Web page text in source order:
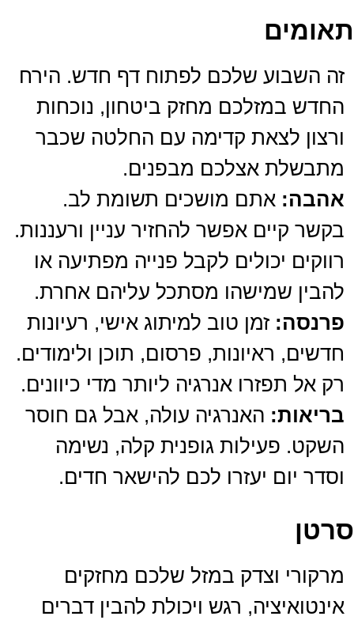
תאומים
זה השבוע שלכם לפתוח דף חדש. הירח
החדש במזלכם מחזק ביטחון, נוכחות
ורצון לצאת קדימה עם החלטה שכבר
מתבשלת אצלכם מבפנים.
אהבה: אתם מושכים תשומת לב.
בקשר קיים אפשר להחזיר עניין ורעננות.
רווקים יכולים לקבל פנייה מפתיעה או
להבין שמישהו מסתכל עליהם אחרת.
פרנסה: זמן טוב למיתוג אישי, רעיונות
חדשים, ראיונות, פרסום, תוכן ולימודים.
רק אל תפזרו אנרגיה ליותר מדי כיוונים.
בריאות: האנרגיה עולה, אבל גם חוסר
השקט. פעילות גופנית קלה, נשימה
וסדר יום יעזרו לכם להישאר חדים.
סרטן
מרקורי וצדק במזל שלכם מחזקים
אינטואיציה, רגש ויכולת להבין דברים